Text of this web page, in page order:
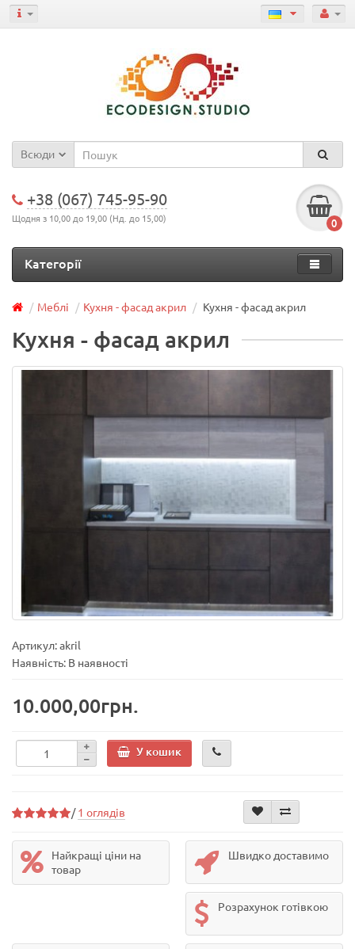
Всюди
+38 (067) 745-95-90
Щодня з 10,00 до 19,00 (Нд. до 15,00) 0
Категорії
Меблі Кухня - фасад акрил Кухня - фасад акрил
Кухня - фасад акрил
Артикул: akril
Наявність: В наявності
10.000,00грн.
У кошик
/1 оглядів
Найкращі ціни на
товар
Швидко доставимо
Розрахунок готівкою